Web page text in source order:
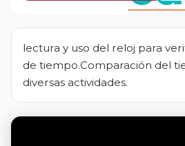
lectura y uso del reloj para
de tiempo.Comparación del
diversas actividades.